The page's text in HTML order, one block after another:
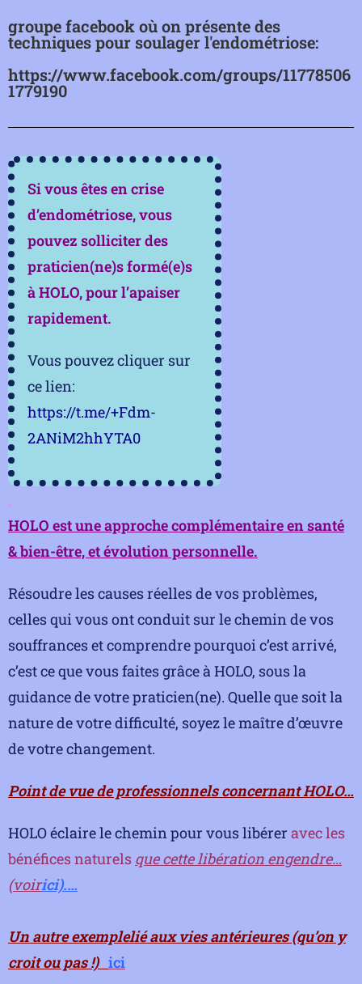
groupe facebook où on présente des
techniques pour soulager l'endométriose:
https://www.facebook.com/groups/11778506
1779190
Si vous êtes en crise
d’endométriose, vous
pouvez solliciter des
praticien(ne)s formé(e)s
à HOLO, pour l’apaiser
rapidement.
Vous pouvez cliquer sur
ce lien:
https://t.me/+Fdm-
2ANiM2hhYTA0
.
HOLO est une approche complémentaire en santé
& bien-être, et évolution personnelle.
Résoudre les causes réelles de vos problèmes,
celles qui vous ont conduit sur le chemin de vos
souffrances et comprendre pourquoi c’est arrivé,
c’est ce que vous faites grâce à HOLO, sous la
guidance de votre praticien(ne). Quelle que soit la
nature de votre difficulté, soyez le maître d’œuvre
de votre changement.
Point de vue de professionnels concernant HOLO…
HOLO éclaire le chemin pour vous libérer avec les
bénéfices naturels quecette libération engendre…
(voirici).…
Un autre exemplelié aux vies antérieures (qu’on y
croit ou pas !) ici